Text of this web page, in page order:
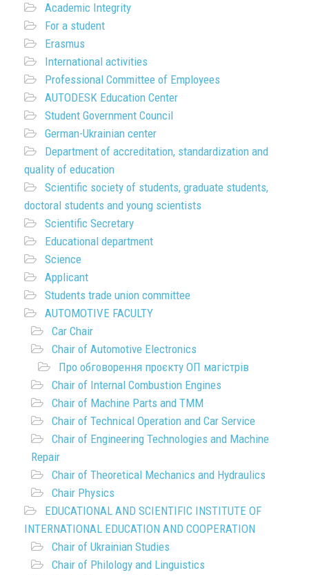
Academic Integrity
For a student
Erasmus
International activities
Professional Committee of Employees
AUTODESK Education Center
Student Government Council
German-Ukrainian center
Department of accreditation, standardization and
quality of education
Scientific society of students, graduate students,
doctoral students and young scientists
Scientific Secretary
Educational department
Science
Applicant
Students trade union committee
AUTOMOTIVE FACULTY
Car Chair
Chair of Automotive Electronics
Про обговорення проєкту ОП магістрів
Chair of Internal Combustion Engines
Chair of Machine Parts and TMM
Chair of Technical Operation and Car Service
Chair of Engineering Technologies and Machine
Repair
Chair of Theoretical Mechanics and Hydraulics
Chair Physics
EDUCATIONAL AND SCIENTIFIC INSTITUTE OF
INTERNATIONAL EDUCATION AND COOPERATION
Chair of Ukrainian Studies
Chair of Philology and Linguistics